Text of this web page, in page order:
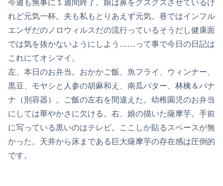
今週も無事に１週間終了。娘は鼻をグズグズさせているけ
れど元気一杯。夫も私もとりあえず元気。巷ではインフル
エンザだのノロウィルスだの流行っているそうだし健康面
では気を抜かないようにしよう……って事で今日の日記は
これにてオシマイ。
左、本日のお弁当。おかかご飯、魚フライ、ウィンナー、
黒豆、モヤシと人参の胡麻和え、南瓜バター、林檎＆バナ
ナ（別容器）。ご飯の左右を間違えた。幼稚園児のお弁当
にしては華やかさに欠ける。右、娘の描いた薩摩芋。手前
に写っている黒いのはテレビ。ここしか貼るスペースが無
かった。天井から床まである巨大薩摩芋の存在感は圧倒的
です。